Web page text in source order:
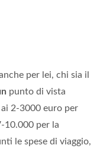
per lei, chi sia il
punto di vista
2-3000 euro per
10.000 per la
le spese di viaggio,